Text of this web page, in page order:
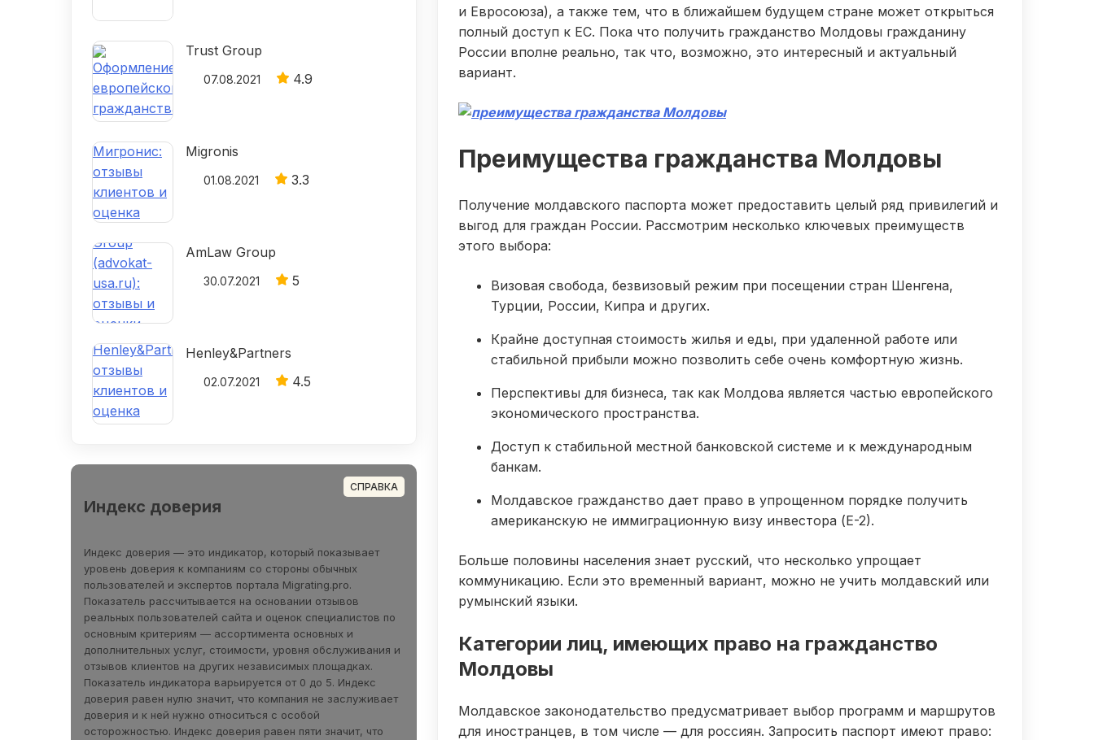
Trust Group
07.08.2021 4.9
Migronis
01.08.2021 3.3
AmLaw Group
30.07.2021 5
Henley&Partners
02.07.2021 4.5
Индекс доверия
Индекс доверия — это индикатор, который показывает
уровень доверия к компаниям со стороны обычных
пользователей и экспертов портала Migrating.pro.
Показатель рассчитывается на основании отзывов
реальных пользователей сайта и оценок специалистов по
основным критериям — ассортимента основных и
дополнительных услуг, стоимости, уровня обслуживания и
отзывов клиентов на других независимых площадках.
Показатель индикатора варьируется от 0 до 5. Индекс
доверия равен нулю значит, что компания не заслуживает
доверия и к ней нужно относиться с особой
осторожностью. Индекс доверия равен пяти значит, что
СПРАВКА
и Евросоюза), а также тем, что в ближайшем будущем стране может открыться
полный доступ к ЕС. Пока что получить гражданство Молдовы гражданину
России вполне реально, так что, возможно, это интересный и актуальный
вариант.
Преимущества гражданства Молдовы
Получение молдавского паспорта может предоставить целый ряд привилегий и
выгод для граждан России. Рассмотрим несколько ключевых преимуществ
этого выбора:
Визовая свобода, безвизовый режим при посещении стран Шенгена,
Турции, России, Кипра и других.
Крайне доступная стоимость жилья и еды, при удаленной работе или
стабильной прибыли можно позволить себе очень комфортную жизнь.
Перспективы для бизнеса, так как Молдова является частью европейского
экономического пространства.
Доступ к стабильной местной банковской системе и к международным
банкам.
Молдавское гражданство дает право в упрощенном порядке получить
американскую не иммиграционную визу инвестора (Е-2).
Больше половины населения знает русский, что несколько упрощает
коммуникацию. Если это временный вариант, можно не учить молдавский или
румынский языки.
Категории лиц, имеющих право на гражданство
Молдовы
Молдавское законодательство предусматривает выбор программ и маршрутов
для иностранцев, в том числе — для россиян. Запросить паспорт имеют право: